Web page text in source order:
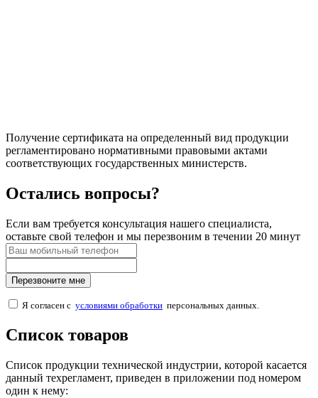
Получение сертификата на определенный вид продукции
регламентировано нормативными правовыми актами
соответствующих государственных министерств.
Остались вопросы?
Если вам требуется консультация нашего специалиста,
оставьте свой телефон и мы перезвоним в течении 20 минут
Перезвоните мне
Я согласен с условиями обработки персональных данных.
Список товаров
Список продукции технической индустрии, которой касается
данный техрегламент, приведен в приложении под номером
один к нему: